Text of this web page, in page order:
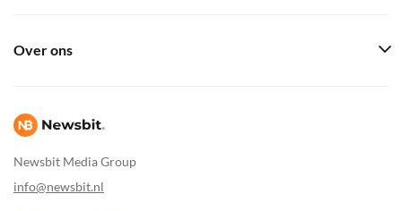
Newsbit Media Group
info@newsbit.nl
Over ons